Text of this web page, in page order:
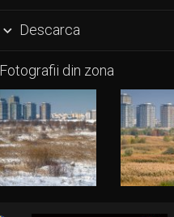
 Descarca
Fotografii din zona